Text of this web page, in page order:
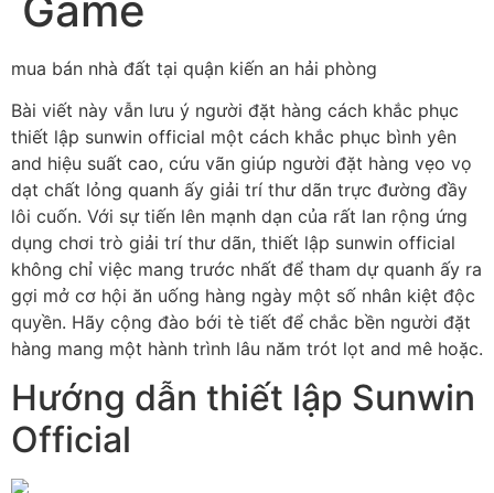
mua bán nhà đất tại quận kiến an hải phòng
Bài viết này vẫn lưu ý người đặt hàng cách khắc phục
thiết lập sunwin official một cách khắc phục bình yên
and hiệu suất cao, cứu vãn giúp người đặt hàng vẹo vọ
dạt chất lỏng quanh ấy giải trí thư dãn trực đường đầy
lôi cuốn. Với sự tiến lên mạnh dạn của rất lan rộng ứng
dụng chơi trò giải trí thư dãn, thiết lập sunwin official
không chỉ việc mang trước nhất để tham dự quanh ấy ra
gợi mở cơ hội ăn uống hàng ngày một số nhân kiệt độc
quyền. Hãy cộng đào bới tè tiết để chắc bền người đặt
hàng mang một hành trình lâu năm trót lọt and mê hoặc.
Hướng dẫn thiết lập Sunwin
Official